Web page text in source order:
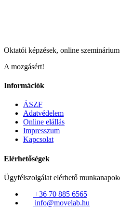
Oktatói képzések, online
A mozgásért!
Információk
ÁSZF
Adatvédelem
Online elállás
Impresszum
Kapcsolat
Elérhetőségek
Ügyfélszolgálat elérhető
+36 70 885 6565
info@movelab.hu